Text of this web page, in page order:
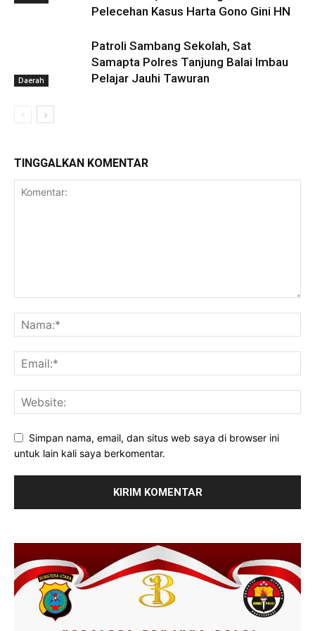
Pelecehan Kasus Harta Gono Gini HN
Daerah
Patroli Sambang Sekolah, Sat
Samapta Polres Tanjung Balai Imbau
Pelajar Jauhi Tawuran
TINGGALKAN KOMENTAR
Simpan nama, email, dan situs web saya di browser ini
untuk lain kali saya berkomentar.